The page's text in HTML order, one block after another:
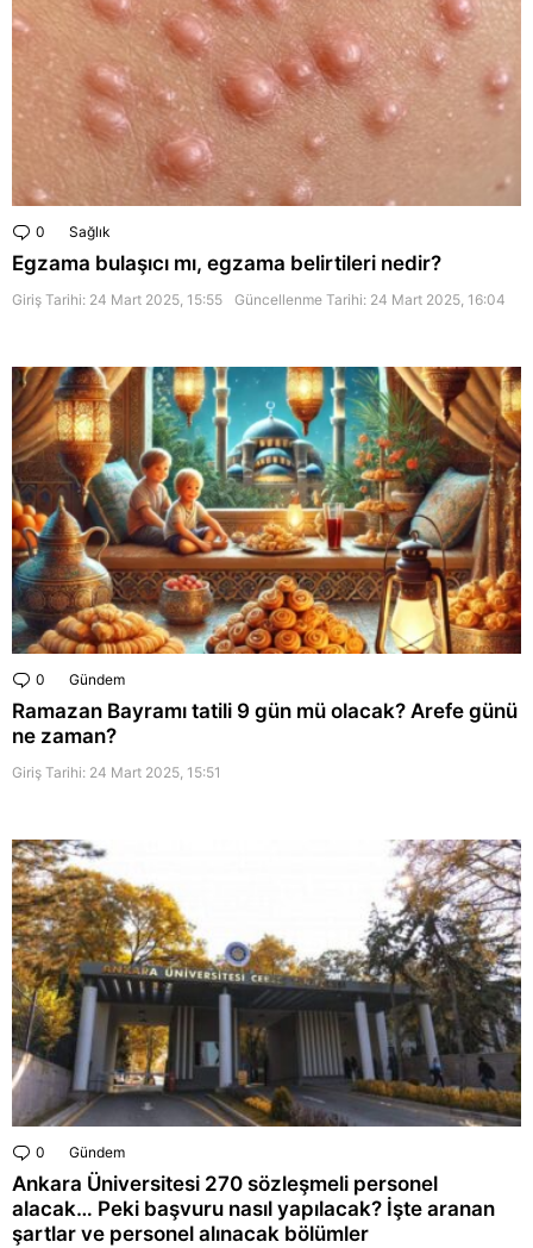
0 Comments
Sağlık
Egzama bulaşıcı mı, egzama belirtileri nedir?
Giriş Tarihi: 24 Mart 2025, 15:55 Güncellenme Tarihi: 24 Mart 2025, 16:04
0 Comments
Gündem
Ramazan Bayramı tatili 9 gün mü olacak? Arefe günü
ne zaman?
Giriş Tarihi: 24 Mart 2025, 15:51
0 Comments
Gündem
Ankara Üniversitesi 270 sözleşmeli personel
alacak… Peki başvuru nasıl yapılacak? İşte aranan
şartlar ve personel alınacak bölümler